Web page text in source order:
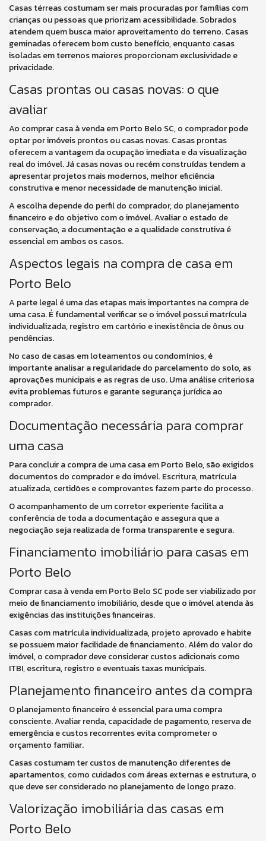
Casas térreas costumam ser mais procuradas por famílias com
crianças ou pessoas que priorizam acessibilidade. Sobrados
atendem quem busca maior aproveitamento do terreno. Casas
geminadas oferecem bom custo benefício, enquanto casas
isoladas em terrenos maiores proporcionam exclusividade e
privacidade.
Casas prontas ou casas novas: o que
avaliar
Ao comprar casa à venda em Porto Belo SC, o comprador pode
optar por imóveis prontos ou casas novas. Casas prontas
oferecem a vantagem da ocupação imediata e da visualização
real do imóvel. Já casas novas ou recém construídas tendem a
apresentar projetos mais modernos, melhor eficiência
construtiva e menor necessidade de manutenção inicial.
A escolha depende do perfil do comprador, do planejamento
financeiro e do objetivo com o imóvel. Avaliar o estado de
conservação, a documentação e a qualidade construtiva é
essencial em ambos os casos.
Aspectos legais na compra de casa em
Porto Belo
A parte legal é uma das etapas mais importantes na compra de
uma casa. É fundamental verificar se o imóvel possui matrícula
individualizada, registro em cartório e inexistência de ônus ou
pendências.
No caso de casas em loteamentos ou condomínios, é
importante analisar a regularidade do parcelamento do solo, as
aprovações municipais e as regras de uso. Uma análise criteriosa
evita problemas futuros e garante segurança jurídica ao
comprador.
Documentação necessária para comprar
uma casa
Para concluir a compra de uma casa em Porto Belo, são exigidos
documentos do comprador e do imóvel. Escritura, matrícula
atualizada, certidões e comprovantes fazem parte do processo.
O acompanhamento de um corretor experiente facilita a
conferência de toda a documentação e assegura que a
negociação seja realizada de forma transparente e segura.
Financiamento imobiliário para casas em
Porto Belo
Comprar casa à venda em Porto Belo SC pode ser viabilizado por
meio de financiamento imobiliário, desde que o imóvel atenda às
exigências das instituições financeiras.
Casas com matrícula individualizada, projeto aprovado e habite
se possuem maior facilidade de financiamento. Além do valor do
imóvel, o comprador deve considerar custos adicionais como
ITBI, escritura, registro e eventuais taxas municipais.
Planejamento financeiro antes da compra
O planejamento financeiro é essencial para uma compra
consciente. Avaliar renda, capacidade de pagamento, reserva de
emergência e custos recorrentes evita comprometer o
orçamento familiar.
Casas costumam ter custos de manutenção diferentes de
apartamentos, como cuidados com áreas externas e estrutura, o
que deve ser considerado no planejamento de longo prazo.
Valorização imobiliária das casas em
Porto Belo